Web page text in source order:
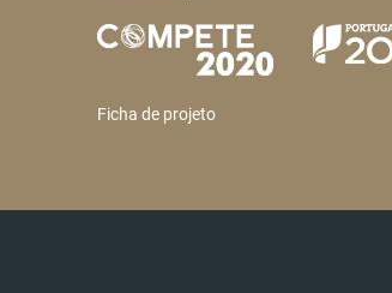
Ficha de projeto